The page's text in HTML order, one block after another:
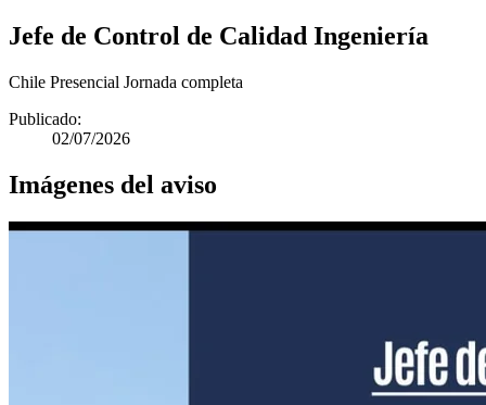
Jefe de Control de Calidad Ingeniería
Chile Presencial Jornada completa
Publicado:
02/07/2026
Imágenes del aviso